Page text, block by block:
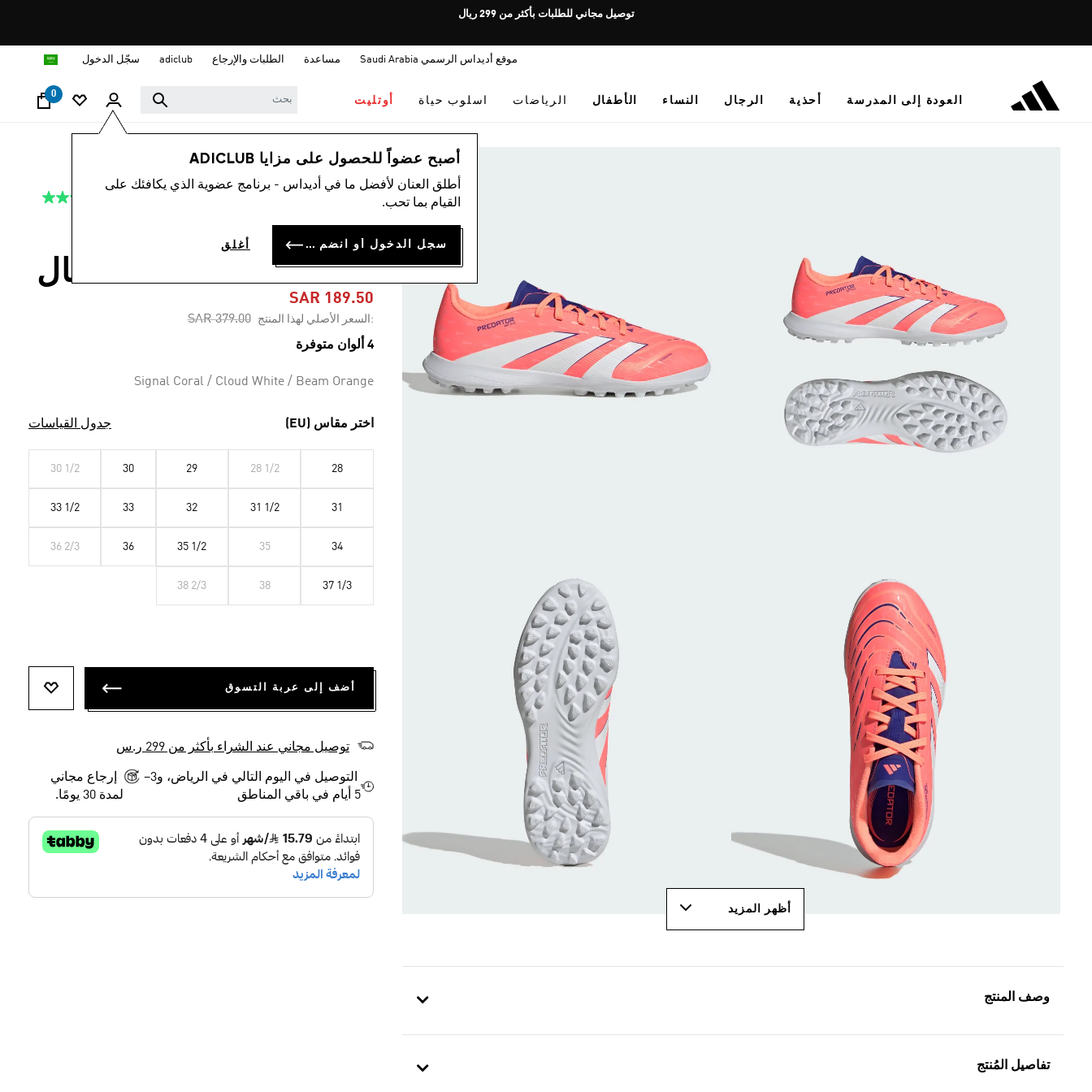
Pause
rotation
توصيل مجاني للطلبات بأكثر من 299 ريال
موقع أديداس الرسمي Saudi Arabia مساعدة الطلبات والإرجاع adiclub سجّل الدخول
العودة إلى المدرسة أحذية الرجال النساء الأطفال الرياضات اسلوب حياة أوتليت
0
أصبح عضواً للحصول على مزايا ADICLUB
أطلق العنان لأفضل ما في أديداس - برنامج عضوية الذي يكافئك على
القيام بما تحب.
سجل الدخول أو انضم الآن أغلق
أظهر المزيد
وصف المنتج
تفاصيل المُنتج
الأطفال أحذية
متوسط
4.9
5
حذاء PREDATOR
LEAGUE TURF للأطفال
SAR 189.50
:السعر الأصلي لهذا المنتج Price reduced from
SAR 379.00
to
4 ألوان متوفرة
Signal Coral / Cloud White / Beam Orange
اختر مقاس (EU) جدول القياسات
28
28 1/2
29
30
30 1/2
31
31 1/2
32
33
33 1/2
34
35
35 1/2
36
36 2/3
37 1/3
38
38 2/3
أضف إلى عربة التسوق
توصيل مجاني عند الشراء بأكثر من 299 ر.س
التوصيل في اليوم التالي في الرياض، و3–
5 أيام في باقي المناطق
إرجاع مجاني
لمدة 30 يومًا.